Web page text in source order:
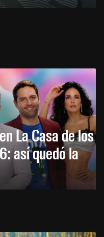
La Casa de los
así quedó la